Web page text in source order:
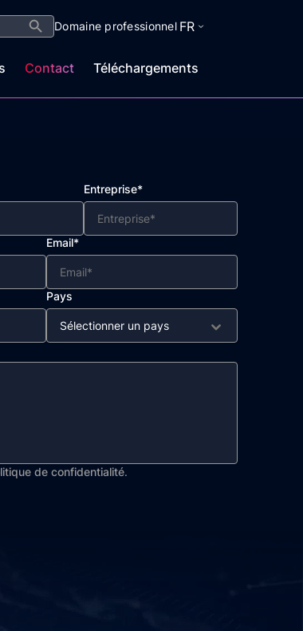
Search Button
Domaine professionnel FR
Contact Téléchargements
Entreprise*
Email*
Pays
Sélectionner un pays
de confidentialité.